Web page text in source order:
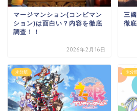
マージマンション(コンビマン
ション)は面白い？内容を徹底
調査！！
2026年2月16日
三
徹
未分類 未分